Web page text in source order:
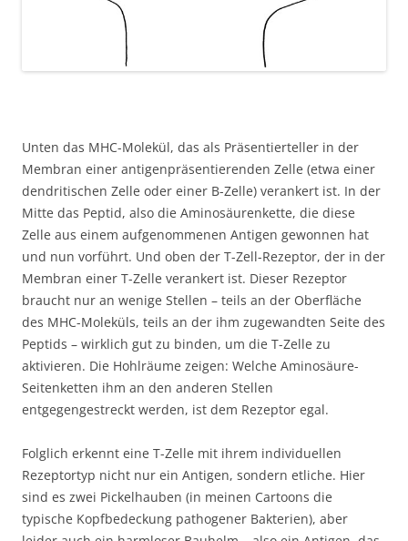
Unten das MHC-Molekül, das als Präsentierteller in der
Membran einer antigenpräsentierenden Zelle (etwa einer
dendritischen Zelle oder einer B-Zelle) verankert ist. In der
Mitte das Peptid, also die Aminosäurenkette, die diese
Zelle aus einem aufgenommenen Antigen gewonnen hat
und nun vorführt. Und oben der T-Zell-Rezeptor, der in der
Membran einer T-Zelle verankert ist. Dieser Rezeptor
braucht nur an wenige Stellen – teils an der Oberfläche
des MHC-Moleküls, teils an der ihm zugewandten Seite des
Peptids – wirklich gut zu binden, um die T-Zelle zu
aktivieren. Die Hohlräume zeigen: Welche Aminosäure-
Seitenketten ihm an den anderen Stellen
entgegengestreckt werden, ist dem Rezeptor egal.
Folglich erkennt eine T-Zelle mit ihrem individuellen
Rezeptortyp nicht nur ein Antigen, sondern etliche. Hier
sind es zwei Pickelhauben (in meinen Cartoons die
typische Kopfbedeckung pathogener Bakterien), aber